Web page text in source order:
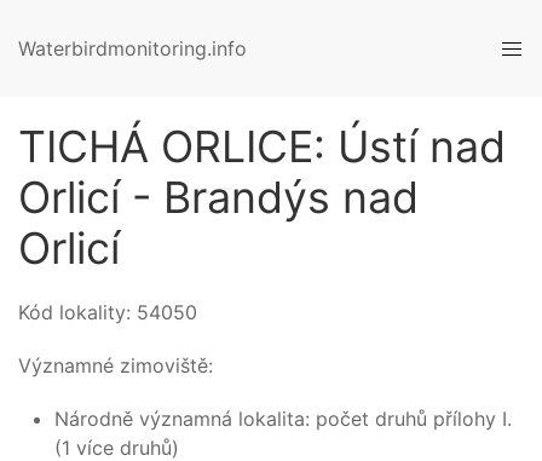
Waterbirdmonitoring.info
TICHÁ ORLICE: Ústí nad
Orlicí - Brandýs nad
Orlicí
Kód lokality: 54050
Významné zimoviště:
Národně významná lokalita: počet druhů přílohy I.
(1 více druhů)